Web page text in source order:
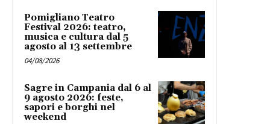
Pomigliano Teatro
Festival 2026: teatro,
musica e cultura dal 5
agosto al 13 settembre
04/08/2026
Sagre in Campania dal 6 al
9 agosto 2026: feste,
sapori e borghi nel
weekend